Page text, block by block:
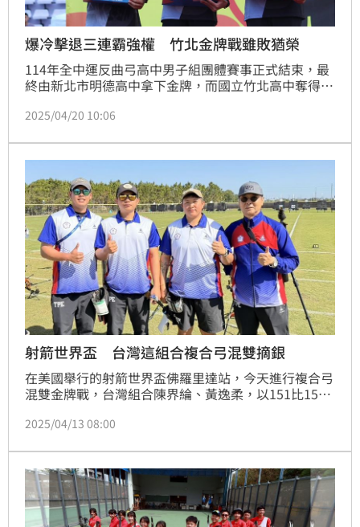
爆冷擊退三連霸強權 竹北金牌戰雖敗猶榮
114年全中運反曲弓高中男子組團體賽事正式結束，最
終由新北市明德高中拿下金牌，而國立竹北高中奪得銀
2025/04/20 10:06
射箭世界盃 台灣這組合複合弓混雙摘銀
在美國舉行的射箭世界盃佛羅里達站，今天進行複合弓
混雙金牌戰，台灣組合陳界綸、黃逸柔，以151比153
2025/04/13 08:00